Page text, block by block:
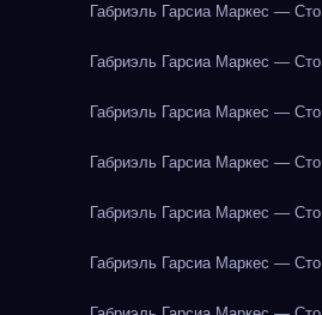
Габриэль Гарсиа Маркес —
Габриэль Гарсиа Маркес —
Габриэль Гарсиа Маркес —
Габриэль Гарсиа Маркес —
Габриэль Гарсиа Маркес —
Габриэль Гарсиа Маркес —